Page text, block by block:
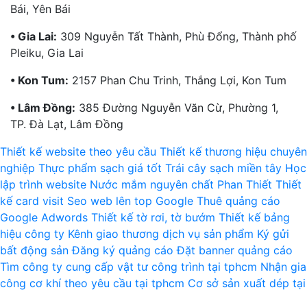
Bái, Yên Bái
• Gia Lai: 309 Nguyễn Tất Thành, Phù Đổng, Thành phố
Pleiku, Gia Lai
• Kon Tum: 2157 Phan Chu Trinh, Thắng Lợi, Kon Tum
• Lâm Đồng: 385 Đường Nguyễn Văn Cừ, Phường 1,
TP. Đà Lạt, Lâm Đồng
Thiết kế website theo yêu cầu Thiết kế thương hiệu chuyên
nghiệp Thực phẩm sạch giá tốt Trái cây sạch miền tây Học
lập trình website Nước mắm nguyên chất Phan Thiết Thiết
kế card visit Seo web lên top Google Thuê quảng cáo
Google Adwords Thiết kế tờ rơi, tờ bướm Thiết kế bảng
hiệu công ty Kênh giao thương dịch vụ sản phẩm Ký gửi
bất động sảnĐăng ký quảng cáoĐặt banner quảng cáo
Tìm công ty cung cấp vật tư công trình tại tphcm Nhận gia
công cơ khí theo yêu cầu tại tphcm Cơ sở sản xuất dép tại